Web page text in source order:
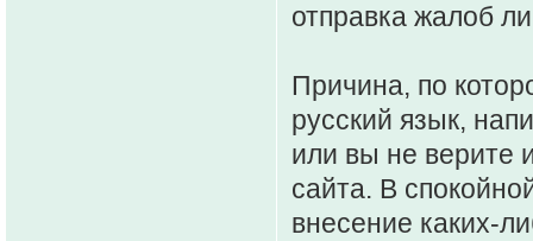
отправка жалоб
Причина, по
русский язык,
или вы не верите
сайта. В
внесение каких-